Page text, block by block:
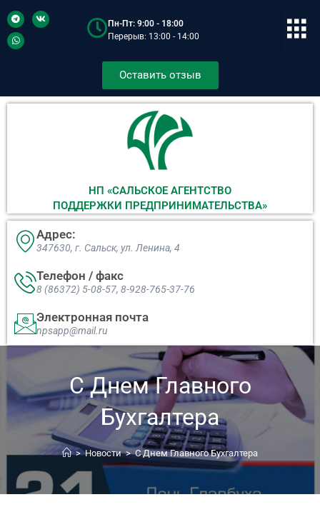
Пн-Пт: 9:00 - 18:00
Перерыв: 13:00 - 14:00
Оставить отзыв
НП «САЛЬСКОЕ АГЕНТСТВО
ПОДДЕРЖКИ ПРЕДПРИНИМАТЕЛЬСТВА»
Адрес:
347630, г. Сальск, ул. Ленина, 4​
Телефон / факс
8 (86372) 5-08-57, 8-928-765-37-76
Электронная почта
npsapp@mail.ru
С Днем Главного
Бухгалтера
> Новости > С Днем Главного Бухгалтера